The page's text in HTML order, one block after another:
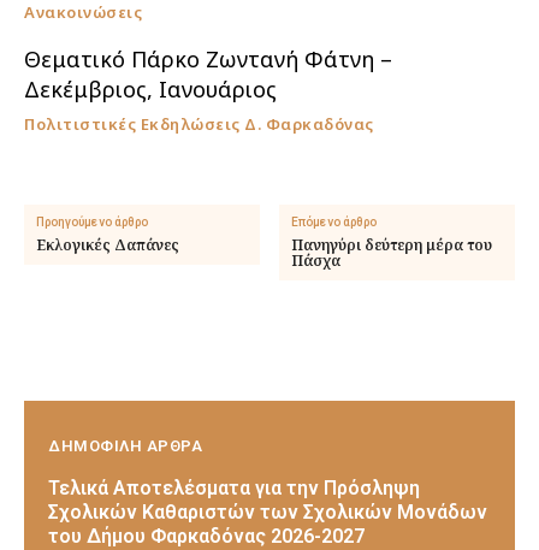
Ανακοινώσεις
Θεματικό Πάρκο Ζωντανή Φάτνη –
Δεκέμβριος, Ιανουάριος
Πολιτιστικές Εκδηλώσεις Δ. Φαρκαδόνας
Προηγούμενο άρθρο
Εκλογικές Δαπάνες
Επόμενο άρθρο
Πανηγύρι δεύτερη μέρα του
Πάσχα
ΔΗΜΟΦΙΛΗ ΑΡΘΡΑ
Τελικά Αποτελέσματα για την Πρόσληψη
Σχολικών Καθαριστών των Σχολικών Μονάδων
του Δήμου Φαρκαδόνας 2026-2027